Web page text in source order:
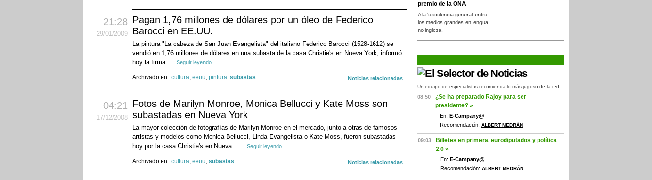
premio de la ONA
A la 'excelencia general' entre
los medios grandes en lengua
no inglesa.
Un equipo de especialistas recomienda lo más jugoso de la red
08:50
¿Se ha preparado Rajoy para ser
presidente? »
En: E-Campany@
Recomendación: ALBERT MEDRÁN
09:03
Billetes en primera, eurodiputados y política
2.0 »
En: E-Campany@
Recomendación: ALBERT MEDRÁN
21:28
29/01/2009
Pagan 1,76 millones de dólares por un óleo de Federico
Barocci en EE.UU.
La pintura "La cabeza de San Juan Evangelista" del italiano Federico Barocci (1528-1612) se
vendió en 1,76 millones de dólares en una subasta de la casa Christie's en Nueva York, informó
hoy la firma.
Seguir leyendo
Noticias relacionadas
Archivado en: cultura, eeuu, pintura, subastas
04:21
17/12/2008
Fotos de Marilyn Monroe, Monica Bellucci y Kate Moss son
subastadas en Nueva York
La mayor colección de fotografías de Marilyn Monroe en el mercado, junto a otras de famosos
artistas y modelos como Monica Bellucci, Linda Evangelista o Kate Moss, fueron subastadas
hoy por la casa Christie's en Nueva...
Seguir leyendo
Noticias relacionadas
Archivado en: cultura, eeuu, subastas